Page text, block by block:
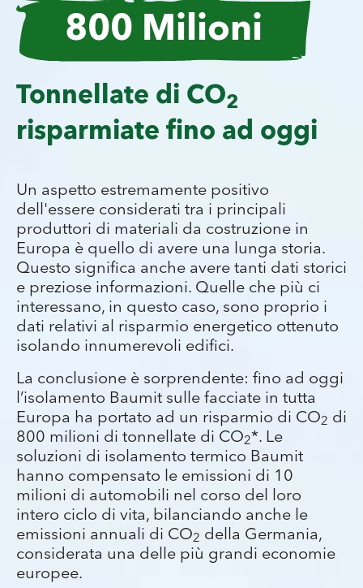
GO2morrow quindi non è solo uno slogan:
è un impegno, una mentalità, un
catalizzatore per il cambiamento. Racchiude
il cuore stesso della sostenibilità in Baumit.
GO2morrow è una scelta etica, una forza
luminoso e sostenibile.
È una promessa a noi stessi, alla nostra
comunità e al pianeta. Significa dedizione
per lasciare un’eredità positiva alle
generazioni future. Grazie a GO2morrow
non stiamo solo costruendo edifici, stiamo
costruendo un mondo migliore e
sostenibile.
Insieme, grazie alla vostra scelta di utilizzare i
sistemi di isolamento Baumit e i nostri
prodotti sostenibili, stiamo ridefinendo oggi
ciò che sarà possibile domani.
800 Milioni
Tonnellate di CO2
risparmiate fino ad oggi
Un aspetto estremamente positivo
dell'essere considerati tra i principali
produttori di materiali da costruzione in
Europa è quello di avere una lunga storia.
Questo significa anche avere tanti dati storici
e preziose informazioni. Quelle che più ci
interessano, in questo caso, sono proprio i
dati relativi al risparmio energetico ottenuto
isolando innumerevoli edifici.
La conclusione è sorprendente: fino ad oggi
l’isolamento Baumit sulle facciate in tutta
Europa ha portato ad un risparmio di CO2 di
800 milioni di tonnellate di CO2*. Le
soluzioni di isolamento termico Baumit
hanno compensato le emissioni di 10
milioni di automobili nel corso del loro
intero ciclo di vita, bilanciando anche le
emissioni annuali di CO2 della Germania,
considerata una delle più grandi economie
europee.